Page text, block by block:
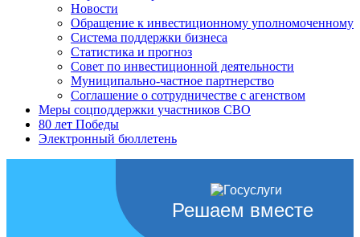
Новости
Обращение к инвестиционному уполномоченному
Система поддержки бизнеса
Статистика и прогноз
Совет по инвестиционной деятельности
Муниципально-частное партнерство
Соглашение о сотрудничестве с агенством
Меры соцподдержки участников СВО
80 лет Победы
Электронный бюллетень
Решаем вместе